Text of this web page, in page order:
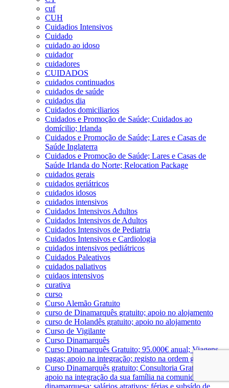
cuf
CUH
Cuidadios Intensivos
Cuidado
cuidado ao idoso
cuidador
cuidadores
CUIDADOS
cuidados continuados
cuidados de saúde
cuidados dia
Cuidados domiciliarios
Cuidados e Promoção de Saúde; Cuidados ao
domícilio; Irlanda
Cuidados e Promoção de Saúde; Lares e Casas de
Saúde Inglaterra
Cuidados e Promoção de Saúde; Lares e Casas de
Saúde Irlanda do Norte; Relocation Package
cuidados gerais
cuidados geriátricos
cuidados idosos
cuidados intensivos
Cuidados Intensivos Adultos
Cuidados Intensivos de Adultos
Cuidados Intensivos de Pediatria
Cuidados Intensivos e Cardiologia
cuidados intensivos pediátricos
Cuidados Paleativos
cuidados paliativos
cuidaos intensivos
curativa
curso
Curso Alemão Gratuito
curso de Dinamarquês gratuito; apoio no alojamento
curso de Holandês gratuito; apoio no alojamento
Curso de Vigilante
Curso Dinamarquês
Curso Dinamarquês Gratuito; 95.000€ anual; Viagens
pagas; apoio na integração; registo na ordem gratuito
Curso Dinamarquês gratuito; Consultoria Gratuita;
apoio na integração da sua família na comunidade
dinamarquesa; salários atrativos; férias e subsído de